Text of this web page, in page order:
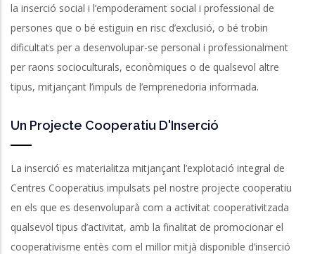
la inserció social i l’empoderament social i professional de
persones que o bé estiguin en risc d’exclusió, o bé trobin
dificultats per a desenvolupar-se personal i professionalment
per raons socioculturals, econòmiques o de qualsevol altre
tipus, mitjançant l’impuls de l’emprenedoria informada.
Un Projecte Cooperatiu D'Inserció
La inserció es materialitza mitjançant l’explotació integral de
Centres Cooperatius impulsats pel nostre projecte cooperatiu
en els que es desenvoluparà com a activitat cooperativitzada
qualsevol tipus d’activitat, amb la finalitat de promocionar el
cooperativisme entès com el millor mitjà disponible d’inserció